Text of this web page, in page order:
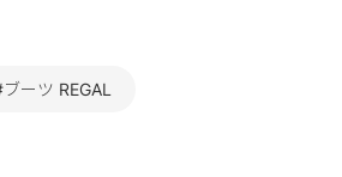
ーツ REGAL